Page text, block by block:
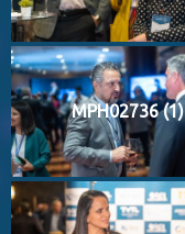
MPH02736 (1)